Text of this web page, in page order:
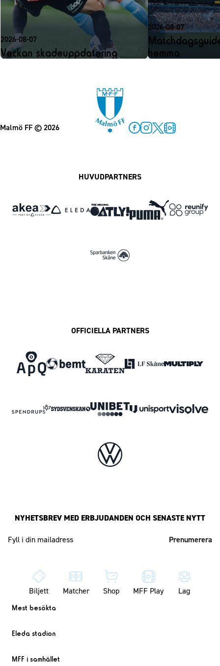
2026-08-07
Veckan skadeuppdatering
2026-08-07
hemma
Malmö FF© 2026
HUVUDPARTNERS
OFFICIELLA PARTNERS
NYHETSBREV MED ERBJUDANDEN OCH SENASTE NYTT
Biljett Matcher Shop MFF Play Lag
Mest besökta
Eleda stadion
MFF i samhället